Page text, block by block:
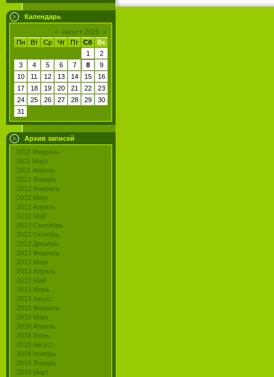
Календарь
« Август 2026 »
Пн
Вт Ср Чт Пт Сб
Вс
1
2
3
4 5 6 7 8
9
10
11 12 13 14 15
16
17
18 19 20 21 22
23
24
25 26 27 28 29
30
31
Архив записей
2011 Февраль
2011 Март
2011 Апрель
2012 Январь
2012 Февраль
2012 Март
2012 Апрель
2012 Май
2012 Сентябрь
2012 Октябрь
2012 Декабрь
2013 Февраль
2013 Март
2013 Апрель
2013 Май
2013 Июнь
2013 Август
2018 Февраль
2018 Март
2018 Апрель
2018 Июнь
2018 Август
2018 Ноябрь
2019 Январь
2019 Март